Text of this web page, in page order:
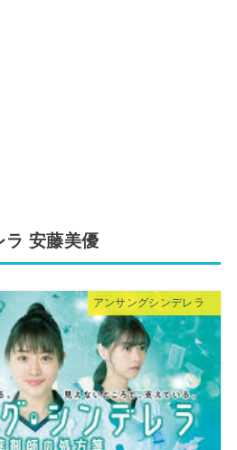
ラ 安藤美優
アンサングシンデレラ